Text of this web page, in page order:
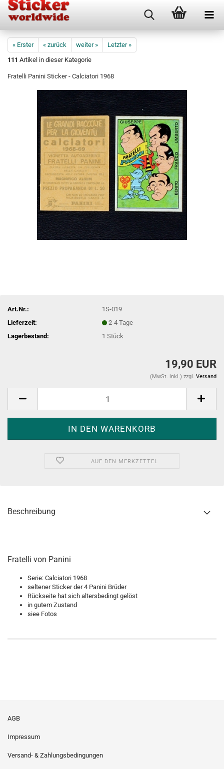
« Erster « zurück weiter »
Letzter »
111 Artikel in dieser Kategorie
Fratelli Panini Sticker - Calciatori 1968
Art.Nr.:
1S-019
Lieferzeit:
2-4 Tage
Lagerbestand:
1Stück
19,90 EUR
(MwSt. inkl.) zzgl. Versand
AUF DEN MERKZETTEL
Beschreibung
Fratelli von Panini
Serie: Calciatori 1968
seltener Sticker der 4 Panini Brüder
Rückseite hat sich altersbedingt gelöst
in gutem Zustand
siee Fotos
AGB
Impressum
Versand- & Zahlungsbedingungen